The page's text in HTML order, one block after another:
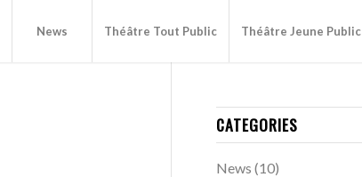
News Théâtre Tout Public Théâtre Jeune Public
CATEGORIES
News (10)